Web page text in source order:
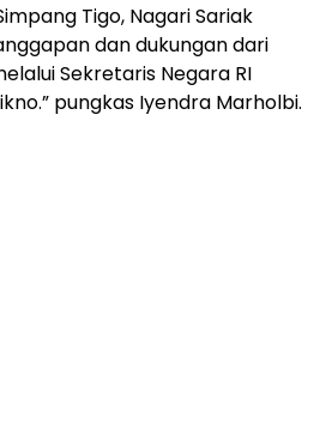
Tigo, Nagari Sariak
dan dukungan dari
Sekretaris Negara RI
pungkas Iyendra Marholbi.